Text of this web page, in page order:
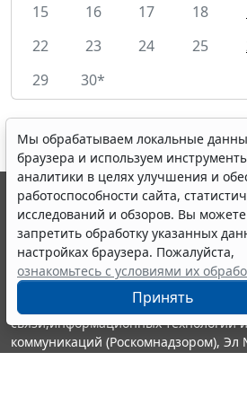
15
16 17 18
22
23 24 25
29
30*
Мы обрабатываем локальные
браузера и используем
аналитики в целях улучшения и
работоспособности сайта,
исследований и обзоров. Вы можете
запретить обработку указанных
настройках браузера. Пожалуйста,
ознакомьтесь с условиями их
Принять
© ООО "НПП "ГАРАНТ-СЕРВИС", 2026.
выпускается с 1990 года. Компания
являются участниками Российской
информации ГАРАНТ.
Портал ГАРАНТ.РУ зарегистрирован
издания Федеральной службой по
связи,информационных технологий
коммуникаций (Роскомнадзором),